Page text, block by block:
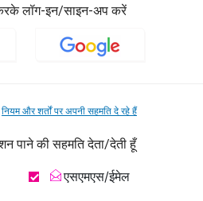
लॉग-इन/साइन-अप करें
नियम और शर्तों पर अपनी सहमति दे रहे हैं
पाने की सहमति देता/देती हूँ
एसएमएस/ईमेल